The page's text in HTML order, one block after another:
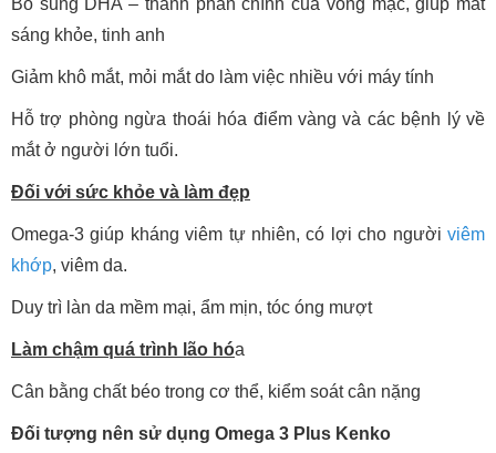
Bổ sung DHA – thành phần chính của võng mạc, giúp mắt
sáng khỏe, tinh anh
Giảm khô mắt, mỏi mắt do làm việc nhiều với máy tính
Hỗ trợ phòng ngừa thoái hóa điểm vàng và các bệnh lý về
mắt ở người lớn tuổi.
Đối với sức khỏe và làm đẹp
Omega-3 giúp kháng viêm tự nhiên, có lợi cho người viêm
khớp, viêm da.
Duy trì làn da mềm mại, ẩm mịn, tóc óng mượt
Làm chậm quá trình lão hóa
Cân bằng chất béo trong cơ thể, kiểm soát cân nặng
Đối tượng nên sử dụng Omega 3 Plus Kenko